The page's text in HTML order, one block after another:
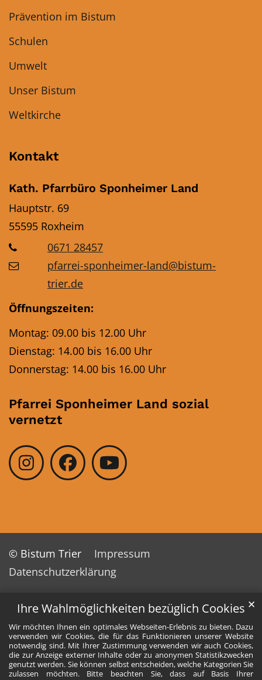
Ihre Wahlmöglichkeiten bezüglich Cookies
Wir möchten Ihnen ein optimales Webseiten-Erlebnis zu bieten. Dazu
verwenden wir Cookies, die für das Funktionieren unserer Website
notwendig sind. Mit Ihrer Zustimmung verwenden wir auch Cookies,
die zur Anzeige externer Inhalte oder zu anonymen Statistikzwecken
genutzt werden. Sie können selbst entscheiden, welche Kategorien Sie
zulassen möchten. Bitte beachten Sie, dass auf Basis Ihrer
✕
Prävention im Bistum
Schulen
Umwelt
Unser Bistum
Weltkirche
Kontakt
Kath. Pfarrbüro Sponheimer Land
Hauptstr. 69
55595 Roxheim
0671 28457
pfarrei-sponheimer-land@bistum-
trier.de
Öffnungszeiten:
Montag: 09.00 bis 12.00 Uhr
Dienstag: 14.00 bis 16.00 Uhr
Donnerstag: 14.00 bis 16.00 Uhr
Pfarrei Sponheimer Land sozial
vernetzt
© Bistum Trier
Impressum
Datenschutzerklärung